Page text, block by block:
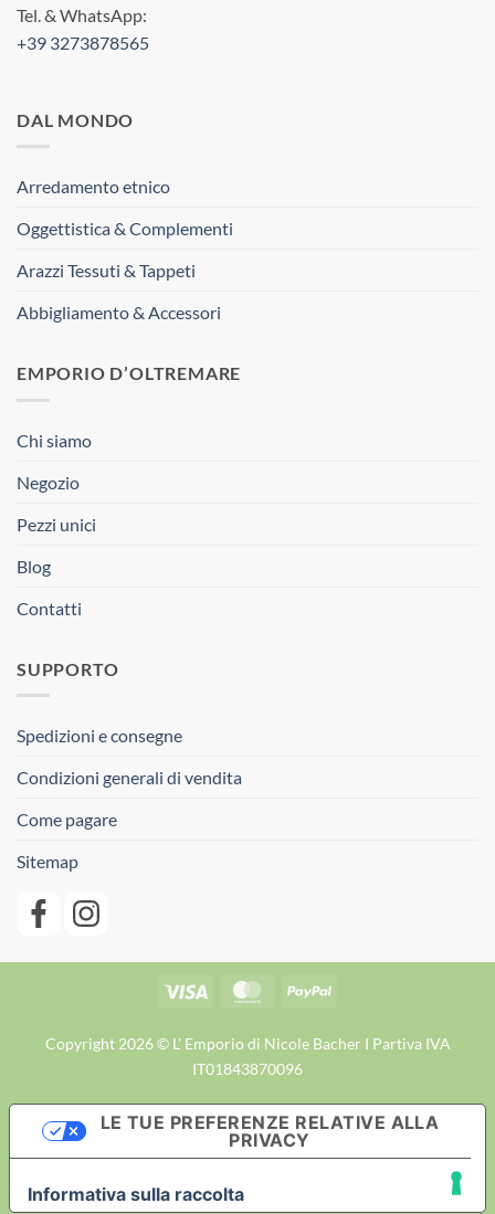
Tel. & WhatsApp:
+39 3273878565
DAL MONDO
Arredamento etnico
Oggettistica & Complementi
Arazzi Tessuti & Tappeti
Abbigliamento & Accessori
EMPORIO D’OLTREMARE
Chi siamo
Negozio
Pezzi unici
Blog
Contatti
SUPPORTO
Spedizioni e consegne
Condizioni generali di vendita
Come pagare
Sitemap
Visa MasterCardPayPal
Copyright 2026 © L' Emporio di Nicole Bacher I Partiva IVA
IT01843870096
Informativa sulla raccolta
LE TUE PREFERENZE RELATIVE ALLA
PRIVACY